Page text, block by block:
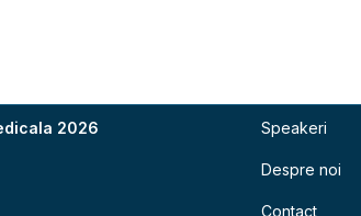
2026 Speakeri
Despre noi
Contact